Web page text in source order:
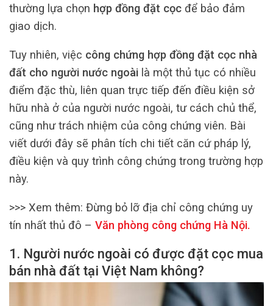
thường lựa chọn hợp đồng đặt cọc để bảo đảm
giao dịch.
Tuy nhiên, việc công chứng hợp đồng đặt cọc nhà
đất cho người nước ngoài là một thủ tục có nhiều
điểm đặc thù, liên quan trực tiếp đến điều kiện sở
hữu nhà ở của người nước ngoài, tư cách chủ thể,
cũng như trách nhiệm của công chứng viên. Bài
viết dưới đây sẽ phân tích chi tiết căn cứ pháp lý,
điều kiện và quy trình công chứng trong trường hợp
này.
>>> Xem thêm: Đừng bỏ lỡ địa chỉ công chứng uy
tín nhất thủ đô – Văn phòng công chứng Hà Nội.
1. Người nước ngoài có được đặt cọc mua
bán nhà đất tại Việt Nam không?